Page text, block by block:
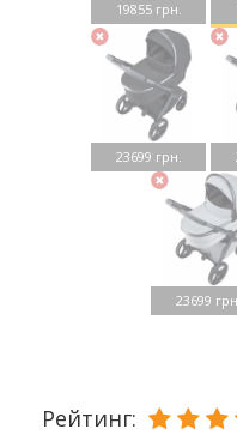
19855 грн.
23699 грн.
23699
Рейтинг: